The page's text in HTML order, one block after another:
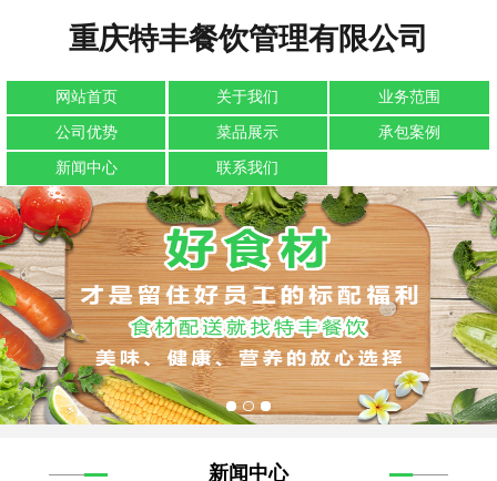
重庆特丰餐饮管理有限公司
网站首页 关于我们 业务范围
公司优势 菜品展示 承包案例
新闻中心 联系我们
新闻中心